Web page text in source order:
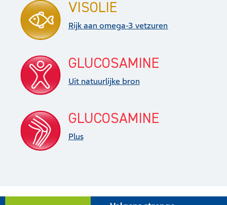
VISOLIE
Rijk aan omega-3 vetzuren
GLUCOSAMINE
Uit natuurlijke bron
GLUCOSAMINE
Plus